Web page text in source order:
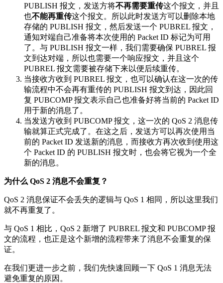
PUBLISH 报文，发送方将不再需要重传这个报文，并且
也不能再重传这个报文。所以此时发送方可以删除本地
存储的 PUBLISH 报文，然后发送一个 PUBREL 报文，
通知对端自己准备将本次使用的 Packet ID 标记为可用
了。与 PUBLISH 报文一样，我们需要确保 PUBREL 报
文到达对端，所以也需要一个响应报文，并且这个
PUBREL 报文需要被存储下来以便后续重传。
当接收方收到 PUBREL 报文，也可以确认在这一次的传
输流程中不会再有重传的 PUBLISH 报文到达，因此回
复 PUBCOMP 报文表示自己也准备好将当前的 Packet ID
用于新的消息了。
当发送方收到 PUBCOMP 报文，这一次的 QoS 2 消息传
输就算正式完成了。在这之后，发送方可以再次使用当
前的 Packet ID 发送新的消息，而接收方再次收到使用这
个 Packet ID 的 PUBLISH 报文时，也会将它视为一个全
新的消息。
为什么 QoS 2 消息不会重复？
QoS 2 消息保证不会丢失的逻辑与 QoS 1 相同，所以这里我们
就不再重复了。
与 QoS 1 相比，QoS 2 新增了 PUBREL 报文和 PUBCOMP 报
文的流程，也正是这个新增的流程带来了消息不会重复的保
证。
在我们更进一步之前，我们先快速回顾一下 QoS 1 消息无法
避免重复的原因。